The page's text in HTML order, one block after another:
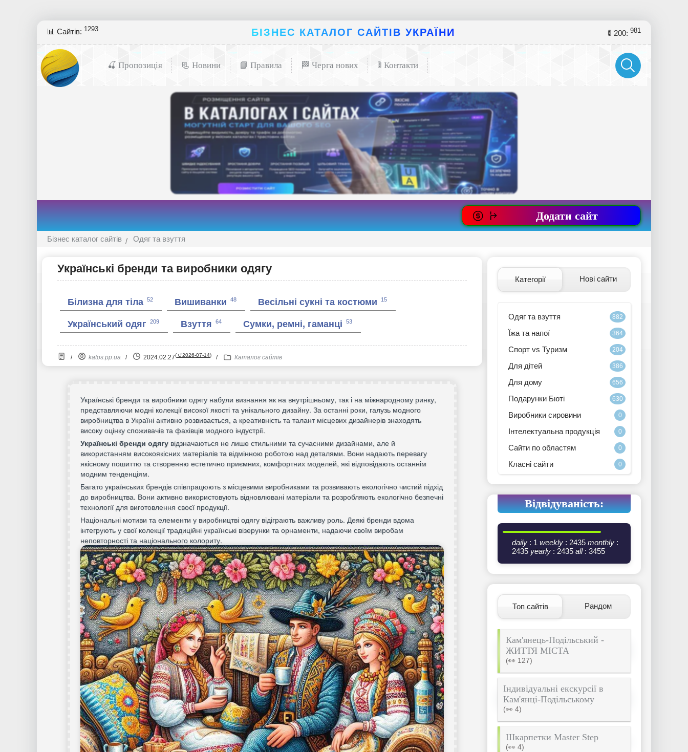
📊 Сайтів: 1293 БІЗНЕС КАТАЛОГ САЙТІВ УКРАЇНИ 🚦 200: 981
🍒 Пропозиція 📃 Новини 📘 Правила 🏁 Черга нових 🚦 Контакти
Додати сайт
Бізнес каталог сайтів Одяг та взуття
Українські бренди та виробники одягу
Білизна для тіла 52 Вишиванки 48 Весільні сукні та костюми 15
Український одяг 209 Взуття 64 Сумки, ремні, гаманці 53
/ katos.pp.ua / 2024.02.27( ⮍2026-07-14) / Каталог сайтів
Українські бренди та виробники одягу набули визнання як на внутрішньому, так і на міжнародному ринку,
представляючи модні колекції високої якості та унікального дизайну. За останні роки, галузь модного
виробництва в Україні активно розвивається, а креативність та талант місцевих дизайнерів знаходять
високу оцінку споживачів та фахівців модного індустрії.
Українські бренди одягу відзначаються не лише стильними та сучасними дизайнами, але й
використанням високоякісних матеріалів та відмінною роботою над деталями. Вони надають перевагу
якісному пошиттю та створенню естетично приємних, комфортних моделей, які відповідають останнім
модним тенденціям.
Багато українських брендів співпрацюють з місцевими виробниками та розвивають екологічно чистий підхід
до виробництва. Вони активно використовують відновлювані матеріали та розробляють екологічно безпечні
технології для виготовлення своєї продукції.
Національні мотиви та елементи у виробництві одягу відіграють важливу роль. Деякі бренди вдома
інтегрують у свої колекції традиційні українські візерунки та орнаменти, надаючи своїм виробам
неповторності та національного колориту.
Категорії Нові сайти
Одяг та взуття 882
Їжа та напої 364
Спорт vs Туризм 204
Для дітей 386
Для дому 656
Подарунки Бюті 630
Виробники сировини 0
Інтелектуальна продукція 0
Сайти по областям 0
Класні сайти 0
Відвідуваність:
daily : 1 weekly : 2435 monthly :
2435 yearly : 2435 all: 3455
Топ сайтів Рандом
Кам'янець-Подільський -
ЖИТТЯ МІСТА
(👀 127)
Індивідуальні екскурсії в
Кам'янці-Подільському
(👀 4)
Шкарпетки Master Step
(👀 4)